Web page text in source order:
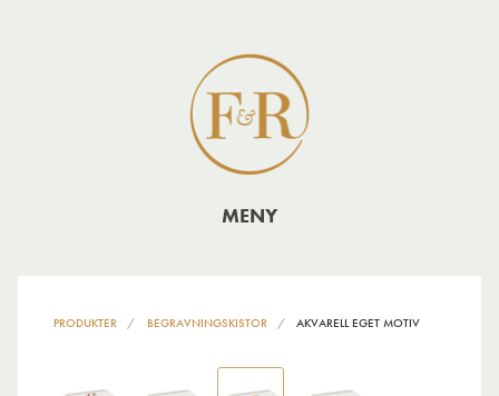
MENY
PRODUKTER BEGRAVNINGSKISTOR AKVARELL EGET MOTIV